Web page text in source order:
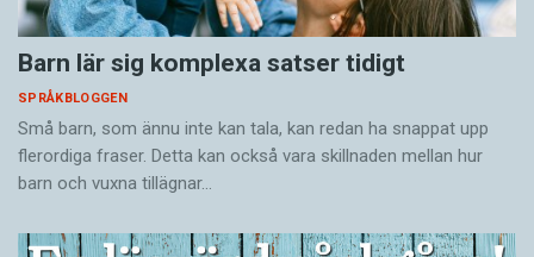
Barn lär sig komplexa satser tidigt
SPRÅKBLOGGEN
Små barn, som ännu inte kan tala, kan redan ha snappat upp
flerordiga fraser. Detta kan också vara skillnaden mellan hur
barn och vuxna tillägnar…